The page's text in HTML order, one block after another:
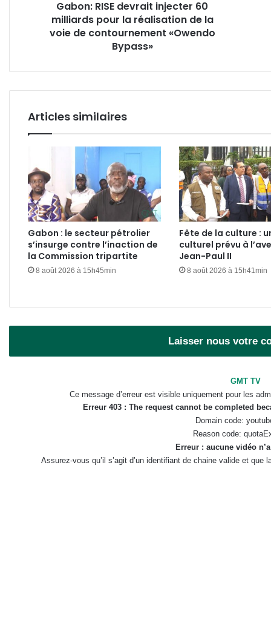
Gabon: RISE devrait injecter 60
milliards pour la réalisation de la
voie de contournement «Owendo
Bypass»
Articles similaires
Gabon : le secteur pétrolier
s’insurge contre l’inaction de
la Commission tripartite
8 août 2026 à 15h45min
Fête de la culture :
culturel prévu à
Jean-Paul II
8 août 2026 à 15h41min
Laisser nous votre
GMT TV
Ce message d’erreur est visible uniquement pour les
Erreur 403 : The request cannot be completed
Domain code:
Reason code:
Erreur : aucune vidéo
Assurez-vous qu’il s’agit d’un identifiant de chaine valide et